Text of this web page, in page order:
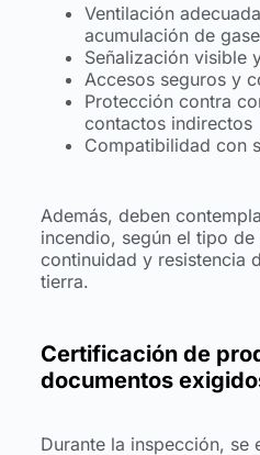
Ventilación
acumulación de
Señalización visible
Accesos seguros y
Protección contra
contactos indirectos
Compatibilidad con
Además, deben
incendio, según el tipo
continuidad y resistencia
tierra.
Certificación de
documentos
Durante la inspección, se